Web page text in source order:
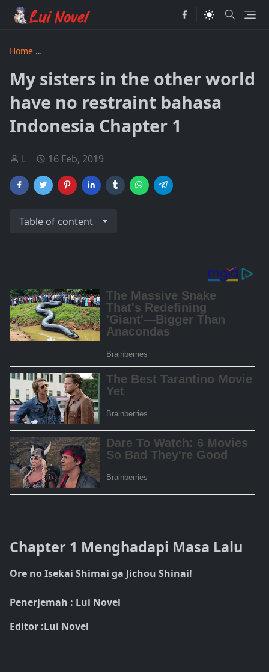
Home
My sisters in the other world
have no restraint bahasa
Indonesia Chapter 1
L 16 Feb, 2019
Table of content
Chapter 1 Menghadapi Masa Lalu
Ore no Isekai Shimai ga Jichou Shinai!
Penerjemah : Lui Novel
Editor :Lui Novel